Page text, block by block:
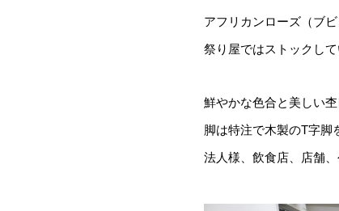
アフリカンローズ（ブ
祭り屋ではストックし
鮮やかな色合と美しい杢
脚は特注で木製のT字脚
法人様、飲食店、店舗